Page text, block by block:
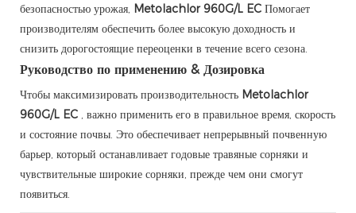
безопасностью урожая, Metolachlor 960G/L EC Помогает
производителям обеспечить более высокую доходность и
снизить дорогостоящие переоценки в течение всего сезона.
Руководство по применению & Дозировка
Чтобы максимизировать производительность Metolachlor
960G/L EC , важно применить его в правильное время, скорость
и состояние почвы. Это обеспечивает непрерывный почвенную
барьер, который останавливает годовые травяные сорняки и
чувствительные широкие сорняки, прежде чем они смогут
появиться.